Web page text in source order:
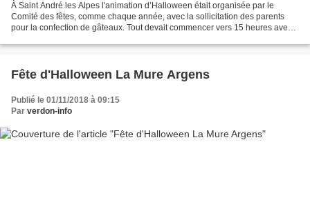
À Saint André les Alpes l'animation d’Halloween était organisée par le
Comité des fêtes, comme chaque année, avec la sollicitation des parents
pour la confection de gâteaux. Tout devait commencer vers 15 heures avec
Fête d'Halloween La Mure Argens
Publié le 01/11/2018 à 09:15
Par verdon-info